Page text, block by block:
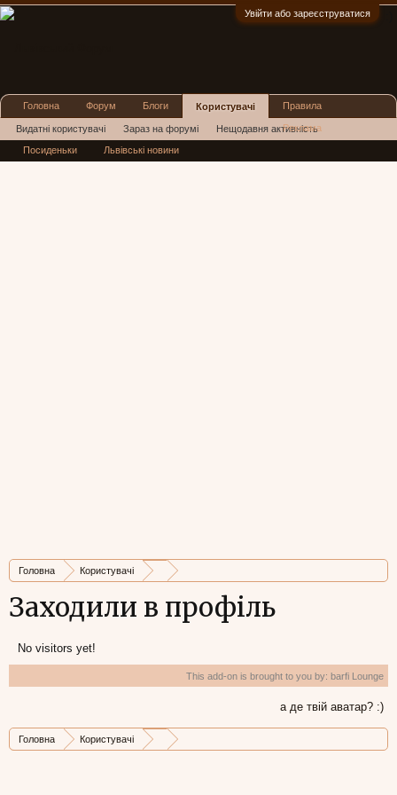
Увійти або зареєструватися
Головна Користувачі
Заходили в профіль
No visitors yet!
This add-on is brought to you by: barfi Lounge
а де твій аватар? :)
Головна Користувачі
Головна Форум Блоги Користувачі
Видатні користувачі Зараз на форумі Нещодавня активність
Нові повідомлення профілю
Правила
Реклама
Посиденьки Львівські новини